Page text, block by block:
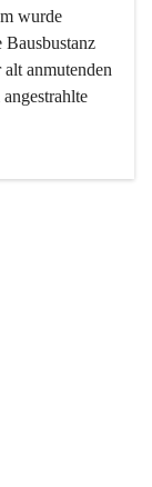
wurde
Bausbustanz
anmutenden
integrativer